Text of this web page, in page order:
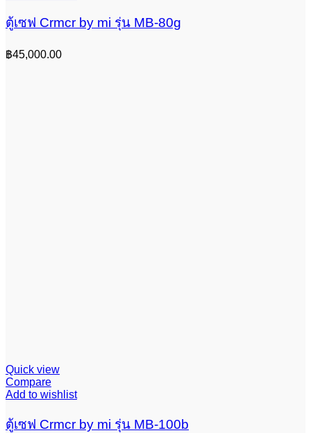
ตู้เซฟ Crmcr by mi รุ่น MB-80g
฿45,000.00
Quick view
Compare
Add to wishlist
ตู้เซฟ Crmcr by mi รุ่น MB-100b